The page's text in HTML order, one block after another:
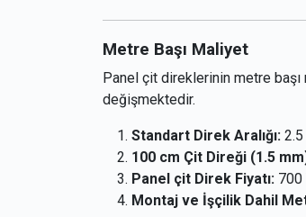
Metre Başı Maliyet
Panel çit direklerinin metre başı
değişmektedir.
Standart Direk Aralığı:
100 cm Çit Direği (1.5
Panel çit Direk Fiyatı:
Montaj ve İşçilik Dahil